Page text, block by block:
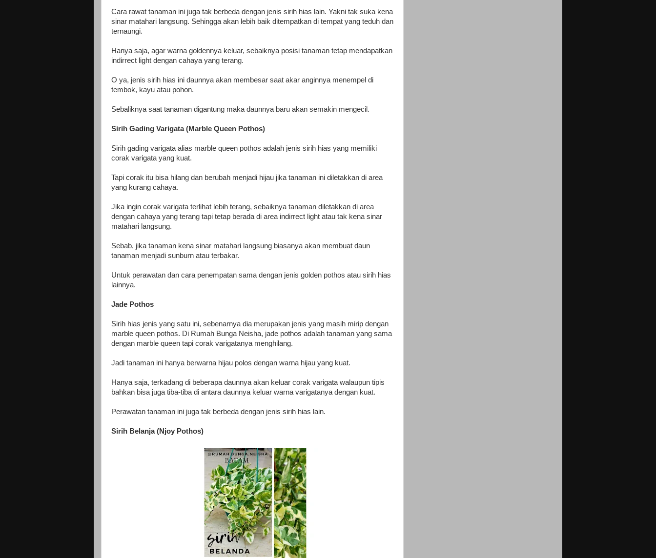
Cara rawat tanaman ini juga tak berbeda dengan jenis sirih hias lain. Yakni tak suka kena
sinar matahari langsung. Sehingga akan lebih baik ditempatkan di tempat yang teduh dan
ternaungi.
Hanya saja, agar warna goldennya keluar, sebaiknya posisi tanaman tetap mendapatkan
indirrect light dengan cahaya yang terang.
O ya, jenis sirih hias ini daunnya akan membesar saat akar anginnya menempel di
tembok, kayu atau pohon.
Sebaliknya saat tanaman digantung maka daunnya baru akan semakin mengecil.
Sirih Gading Varigata (Marble Queen Pothos)
Sirih gading varigata alias marble queen pothos adalah jenis sirih hias yang memiliki
corak varigata yang kuat.
Tapi corak itu bisa hilang dan berubah menjadi hijau jika tanaman ini diletakkan di area
yang kurang cahaya.
Jika ingin corak varigata terlihat lebih terang, sebaiknya tanaman diletakkan di area
dengan cahaya yang terang tapi tetap berada di area indirrect light atau tak kena sinar
matahari langsung.
Sebab, jika tanaman kena sinar matahari langsung biasanya akan membuat daun
tanaman menjadi sunburn atau terbakar.
Untuk perawatan dan cara penempatan sama dengan jenis golden pothos atau sirih hias
lainnya.
Jade Pothos
Sirih hias jenis yang satu ini, sebenarnya dia merupakan jenis yang masih mirip dengan
marble queen pothos. Di Rumah Bunga Neisha, jade pothos adalah tanaman yang sama
dengan marble queen tapi corak varigatanya menghilang.
Jadi tanaman ini hanya berwarna hijau polos dengan warna hijau yang kuat.
Hanya saja, terkadang di beberapa daunnya akan keluar corak varigata walaupun tipis
bahkan bisa juga tiba-tiba di antara daunnya keluar warna varigatanya dengan kuat.
Perawatan tanaman ini juga tak berbeda dengan jenis sirih hias lain.
Sirih Belanja (Njoy Pothos)